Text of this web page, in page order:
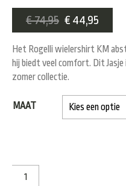
€74,95 € 44,95
Het Rogelli wielershirt KM
hij biedt veel comfort. Dit
zomer collectie.
MAAT